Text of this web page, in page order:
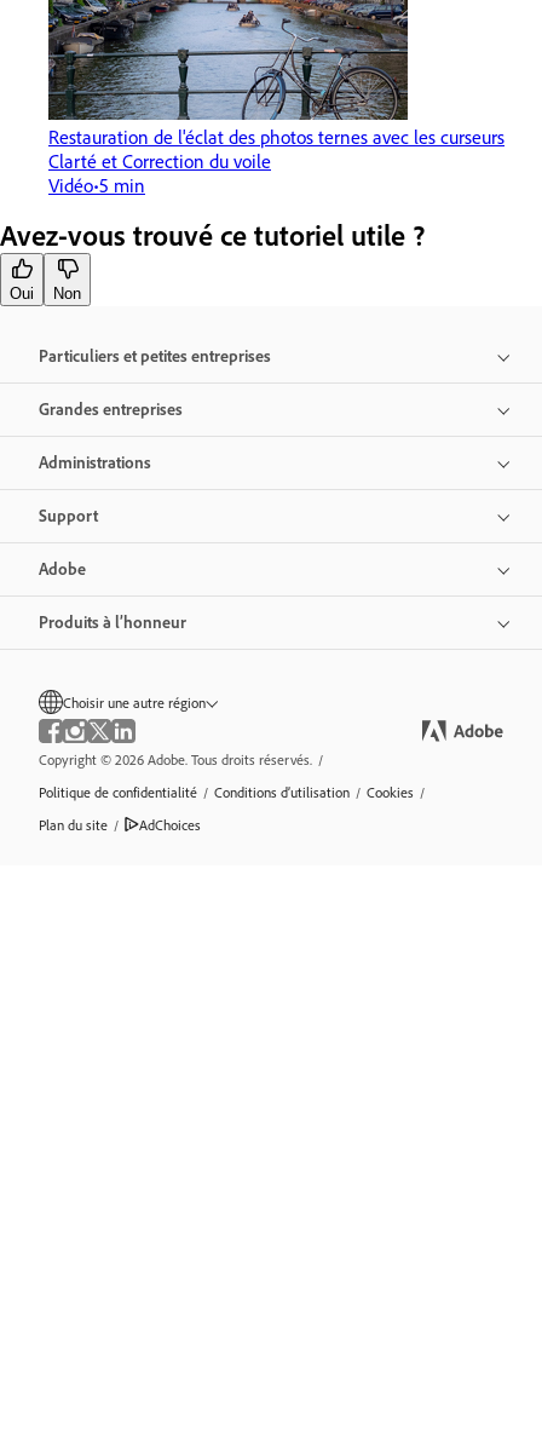
Restauration de l'éclat des photos ternes avec les curseurs
Clarté et Correction du voile
Vidéo 5 min
Avez-vous trouvé ce tutoriel utile ?
Oui Non
Particuliers et petites entreprises
Grandes entreprises
Administrations
Support
Adobe
Produits à l’honneur
Choisir une autre région
Copyright © 2026 Adobe. Tous droits réservés. /
Politique de confidentialité / Conditions d’utilisation / Cookies /
Plan du site / AdChoices